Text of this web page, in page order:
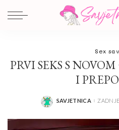
Sex
PRVI SEKS S
I
POSTED
SAVJETNICA